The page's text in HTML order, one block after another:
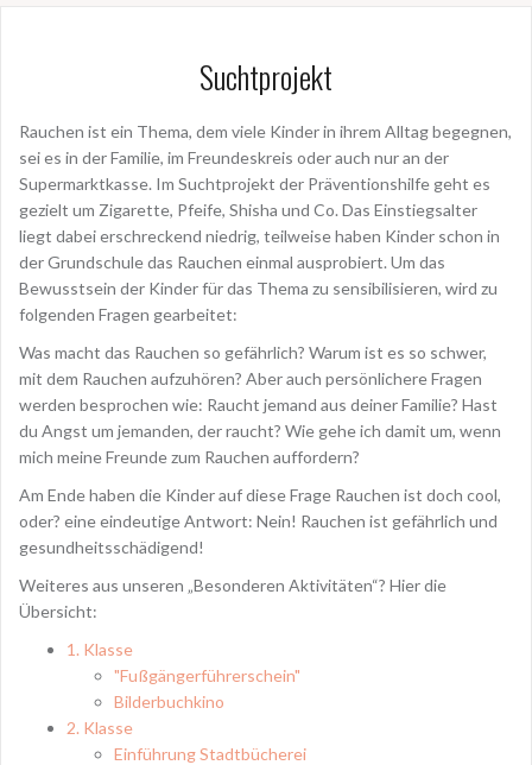
Suchtprojekt
Rauchen ist ein Thema, dem viele Kinder in ihrem Alltag begegnen,
sei es in der Familie, im Freundeskreis oder auch nur an der
Supermarktkasse. Im Suchtprojekt der Präventionshilfe geht es
gezielt um Zigarette, Pfeife, Shisha und Co. Das Einstiegsalter
liegt dabei erschreckend niedrig, teilweise haben Kinder schon in
der Grundschule das Rauchen einmal ausprobiert. Um das
Bewusstsein der Kinder für das Thema zu sensibilisieren, wird zu
folgenden Fragen gearbeitet:
Was macht das Rauchen so gefährlich? Warum ist es so schwer,
mit dem Rauchen aufzuhören? Aber auch persönlichere Fragen
werden besprochen wie: Raucht jemand aus deiner Familie? Hast
du Angst um jemanden, der raucht? Wie gehe ich damit um, wenn
mich meine Freunde zum Rauchen auffordern?
Am Ende haben die Kinder auf diese Frage Rauchen ist doch cool,
oder? eine eindeutige Antwort: Nein! Rauchen ist gefährlich und
gesundheitsschädigend!
Weiteres aus unseren „Besonderen Aktivitäten“? Hier die
Übersicht:
1. Klasse
"Fußgängerführerschein"
Bilderbuchkino
2. Klasse
Einführung Stadtbücherei